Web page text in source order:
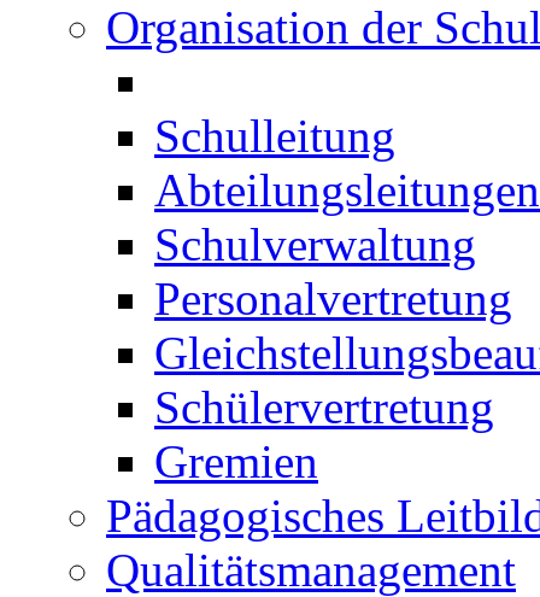
Organisation der
Schulleitung
Abteilungsleitungen
Schulverwaltung
Personalvertretung
Schülervertretung
Gremien
Pädagogisches
Qualitätsmanagement